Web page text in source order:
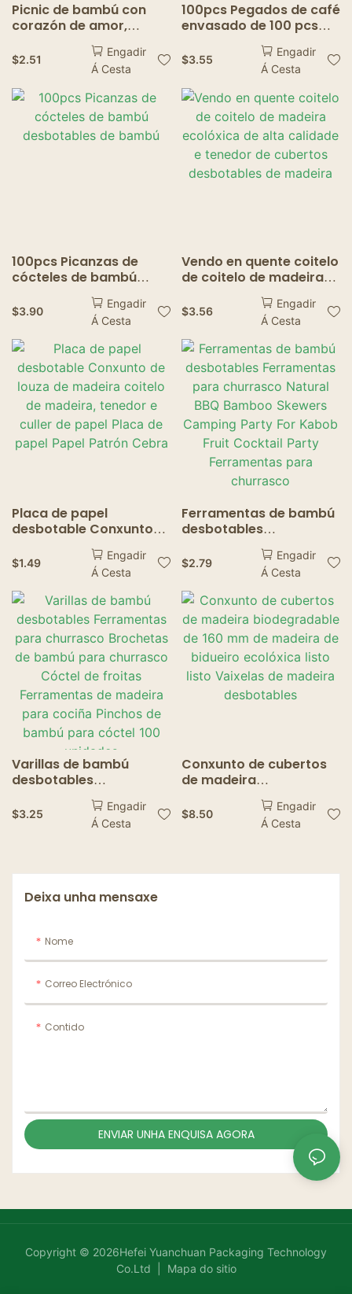
Picnic de bambú con
corazón de amor,
comida de buffet,
magdalena, fruta,
cóctel, tenedor, postre,
ensalada, para picnic,
boda, suministros para
el hogar
$2.51
Engadir
Á Cesta
100pcs Pegados de café
envasado de 100 pcs
paquetes de café de
madeira desbotables
axitadores de madeira
xeados xeados fríos
$3.55
Engadir
Á Cesta
100pcs Picanzas de
cócteles de bambú
desbotables de bambú
$3.90
Engadir
Á Cesta
Vendo en quente coitelo
de coitelo de madeira
ecolóxica de alta
calidade e tenedor de
cubertos desbotables
de madeira
$3.56
Engadir
Á Cesta
Placa de papel
desbotable Conxunto
de louza de madeira
coitelo de madeira,
tenedor e culler de
papel Placa de papel
Papel Patrón Cebra
$1.49
Engadir
Á Cesta
Ferramentas de bambú
desbotables
Ferramentas para
churrasco Natural BBQ
Bamboo Skewers
Camping Party For
Kabob Fruit Cocktail
Party Ferramentas para
churrasco
$2.79
Engadir
Á Cesta
Varillas de bambú
desbotables
Ferramentas para
churrasco Brochetas de
bambú para churrasco
madeira para cociña
Pinchos de bambú para
cóctel 100 unidades
$3.25
Engadir
Á Cesta
Conxunto de cubertos
de madeira
biodegradable de 160
mm de madeira de
bidueiro ecolóxica listo
$8.50
Engadir
Á Cesta
Deixa unha mensaxe
Nome
Correo Electrónico
Contido
ENVIAR UNHA ENQUISA AGORA
Copyright © 2026Hefei Yuanchuan Packaging Technology
Co.Ltd |
Mapa do sitio